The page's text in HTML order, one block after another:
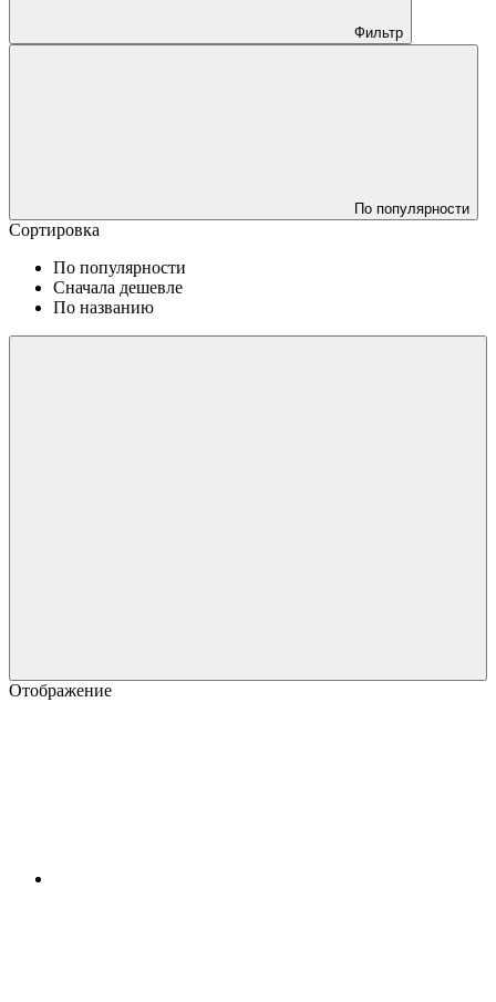
Фильтр
По популярности
Сортировка
По популярности
Сначала дешевле
По названию
Отображение